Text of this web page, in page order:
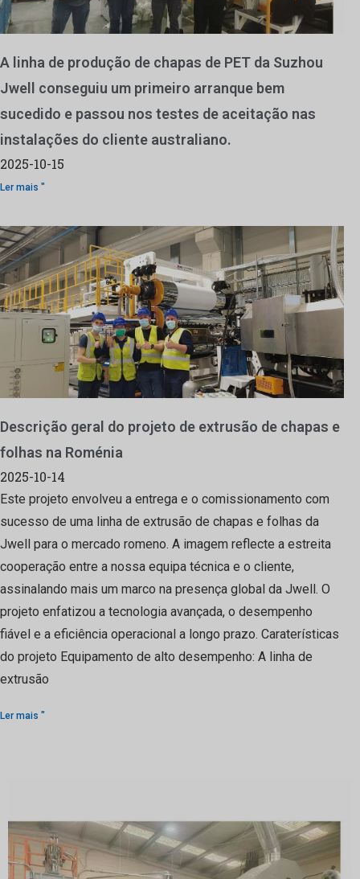
A linha de produção de chapas de PET da Suzhou
Jwell conseguiu um primeiro arranque bem
sucedido e passou nos testes de aceitação nas
instalações do cliente australiano.
2025-10-15
Ler mais "
Descrição geral do projeto de extrusão de chapas e
folhas na Roménia
2025-10-14
Este projeto envolveu a entrega e o comissionamento com
sucesso de uma linha de extrusão de chapas e folhas da
Jwell para o mercado romeno. A imagem reflecte a estreita
cooperação entre a nossa equipa técnica e o cliente,
assinalando mais um marco na presença global da Jwell. O
projeto enfatizou a tecnologia avançada, o desempenho
fiável e a eficiência operacional a longo prazo. Caraterísticas
do projeto Equipamento de alto desempenho: A linha de
extrusão
Ler mais "